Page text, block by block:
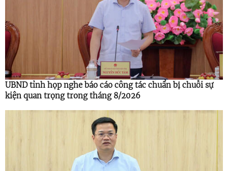
UBND tỉnh họp nghe báo cáo công tác chuẩn bị chuỗi sự
kiện quan trọng trong tháng 8/2026